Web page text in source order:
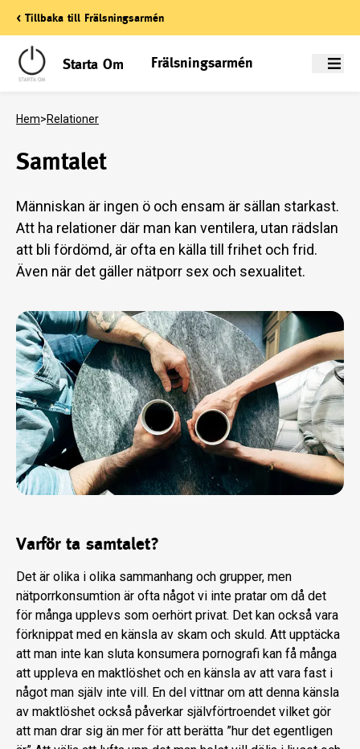
< Tillbaka till Frälsningsarmén
Starta Om Frälsningsarmén Meny
Hem>Relationer
Samtalet
Människan är ingen ö och ensam är sällan starkast.
Att ha relationer där man kan ventilera, utan rädslan
att bli fördömd, är ofta en källa till frihet och frid.
Även när det gäller nätporr sex och sexualitet.
Varför ta samtalet?
Det är olika i olika sammanhang och grupper, men
nätporrkonsumtion är ofta något vi inte pratar om då det
för många upplevs som oerhört privat. Det kan också vara
förknippat med en känsla av skam och skuld. Att upptäcka
att man inte kan sluta konsumera pornografi kan få många
att uppleva en maktlöshet och en känsla av att vara fast i
något man själv inte vill. En del vittnar om att denna känsla
av maktlöshet också påverkar självförtroendet vilket gör
att man drar sig än mer för att berätta ”hur det egentligen